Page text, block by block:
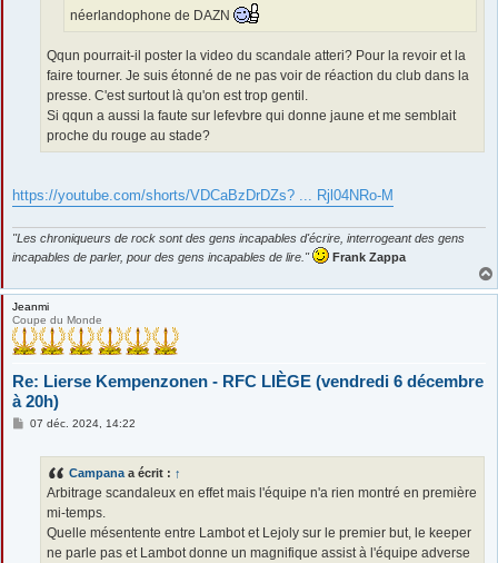
néerlandophone de DAZN
Qqun pourrait-il poster la video du scandale atteri? Pour la revoir et la
faire tourner. Je suis étonné de ne pas voir de réaction du club dans la
presse. C'est surtout là qu'on est trop gentil.
Si qqun a aussi la faute sur lefevbre qui donne jaune et me semblait
proche du rouge au stade?
https://youtube.com/shorts/VDCaBzDrDZs? ... Rjl04NRo-M
"Les chroniqueurs de rock sont des gens incapables d'écrire, interrogeant des gens
incapables de parler, pour des gens incapables de lire."
Frank Zappa
Jeanmi
Coupe du Monde
Re: Lierse Kempenzonen - RFC LIÈGE (vendredi 6 décembre
à 20h)
M07 déc. 2024, 14:22
Campana a écrit : ↑
Arbitrage scandaleux en effet mais l'équipe n'a rien montré en première
mi-temps.
Quelle mésentente entre Lambot et Lejoly sur le premier but, le keeper
ne parle pas et Lambot donne un magnifique assist à l'équipe adverse